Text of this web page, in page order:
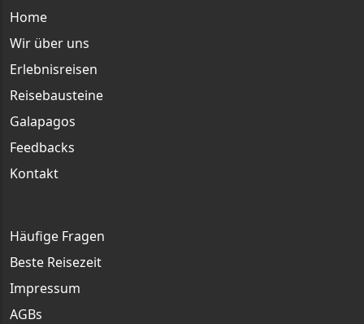
Main menu
Home
Wir über uns
Erlebnisreisen
Reisebausteine
Galapagos
Feedbacks
Kontakt
Häufige Fragen
Beste Reisezeit
Impressum
AGBs